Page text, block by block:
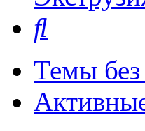
Темы без